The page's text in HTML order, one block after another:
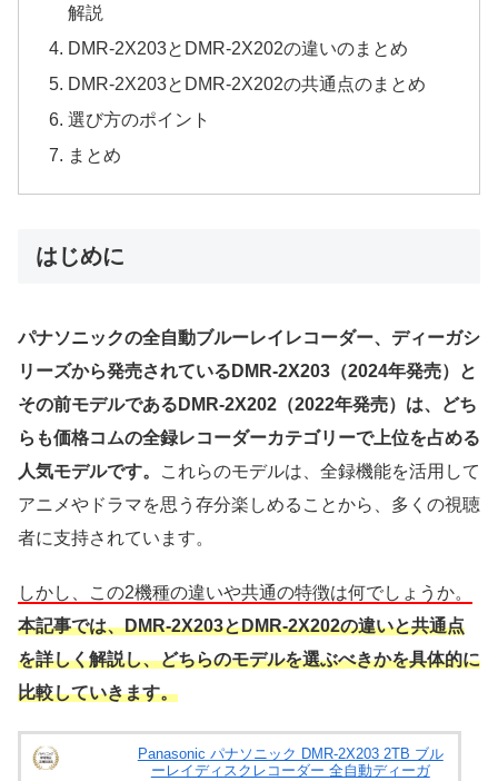
解説
DMR-2X203とDMR-2X202の違いのまとめ
DMR-2X203とDMR-2X202の共通点のまとめ
選び方のポイント
まとめ
はじめに
パナソニックの全自動ブルーレイレコーダー、ディーガシ
リーズから発売されているDMR-2X203（2024年発売）と
その前モデルであるDMR-2X202（2022年発売）は、どち
らも価格コムの全録レコーダーカテゴリーで上位を占める
人気モデルです。
これらのモデルは、全録機能を活用して
アニメやドラマを思う存分楽しめることから、多くの視聴
者に支持されています。
しかし、この2機種の違いや共通の特徴は何でしょうか。
本記事では、DMR-2X203とDMR-2X202の違いと共通点
を詳しく解説し、どちらのモデルを選ぶべきかを具体的に
比較していきます。
Panasonic パナソニック DMR-2X203 2TB ブル
ーレイディスクレコーダー 全自動ディーガ